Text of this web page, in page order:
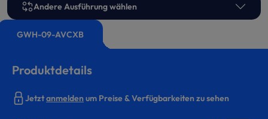
GWH-09-AVCXB
Andere Ausführung wählen
Produktdetails
Jetztanmeldenum Preise & Verfügbarkeiten zu sehen